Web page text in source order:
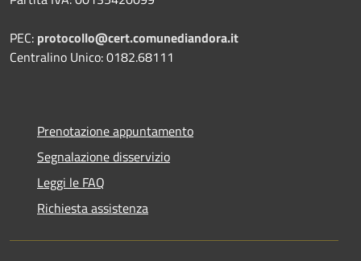
PEC: protocollo@cert.comunediandora.it
Centralino Unico: 0182.68111
Prenotazione appuntamento
Segnalazione disservizio
Leggi le FAQ
Richiesta assistenza